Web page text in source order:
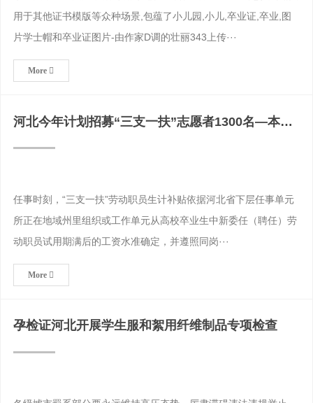
用于其他证书模版等众种场景,包蕴了小儿园,小儿,卒业证,卒业,图
片学士帽和卒业证图片-由作家D调的壮丽343上传···
More
河北今年计划招募“三支一扶”志愿者1300名—本科
毕业证
任事时刻，“三支一扶”劳动职员生计补贴依据河北省下层任事单元
所正在地域州里组织或工作单元从高校卒业生中新委任（聘任）劳
动职员试用期满后的工资水准确定，并遵照同岗···
More
孕检证河北开展学生服和絮用纤维制品专项检查